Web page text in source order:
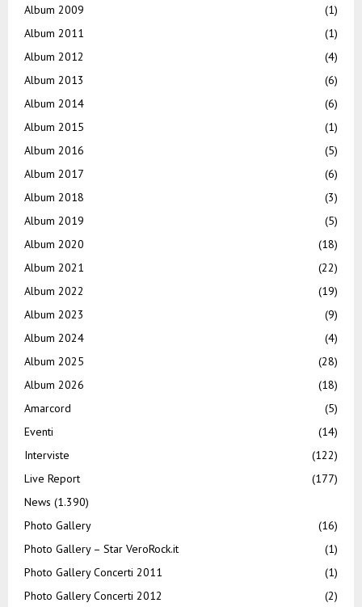
Album 2009
(1)
Album 2011
(1)
Album 2012
(4)
Album 2013
(6)
Album 2014
(6)
Album 2015
(1)
Album 2016
(5)
Album 2017
(6)
Album 2018
(3)
Album 2019
(5)
Album 2020
(18)
Album 2021
(22)
Album 2022
(19)
Album 2023
(9)
Album 2024
(4)
Album 2025
(28)
Album 2026
(18)
Amarcord
(5)
Eventi
(14)
Interviste
(122)
Live Report
(177)
News (1.390)
Photo Gallery
(16)
Photo Gallery – Star VeroRock.it
(1)
Photo Gallery Concerti 2011
(1)
Photo Gallery Concerti 2012
(2)